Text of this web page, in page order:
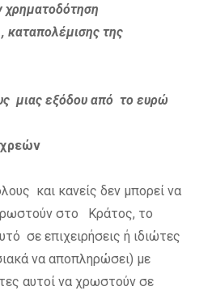
χρηματοδότηση
της
μιας εξόδου από το ευρώ
χρεών
και κανείς δεν μπορεί να
στο Κράτος, το
σε επιχειρήσεις ή ιδιώτες
να αποπληρώσει) με
αυτοί να χρωστούν σε